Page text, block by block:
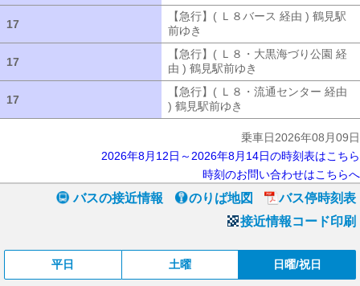
17
【急行】( Ｌ８バース 経由 ) 鶴見駅
前ゆき
17
【急行】( Ｌ８・大黒海づり公園 経
由 ) 鶴見駅前ゆき
17
【急行】( Ｌ８・流通センター 経由
) 鶴見駅前ゆき
乗車日2026年08月09日
2026年8月12日～2026年8月14日の時刻表はこちら
時刻のお問い合わせはこちらへ
バスの接近情報 のりば地図
バス停時刻表
接近情報コード印刷
平日 土曜 日曜/祝日